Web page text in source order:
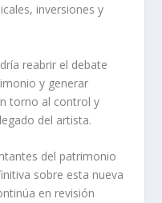
inversiones y
reabrir el debate
y generar
torno al control y
del artista.
del patrimonio
sobre esta nueva
en revisión